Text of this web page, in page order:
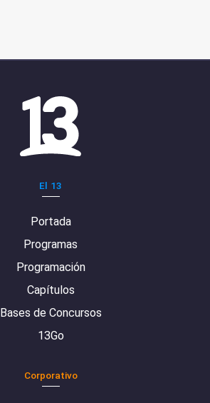
El 13
Portada
Programas
Programación
Capítulos
Bases de Concursos
13Go
Corporativo